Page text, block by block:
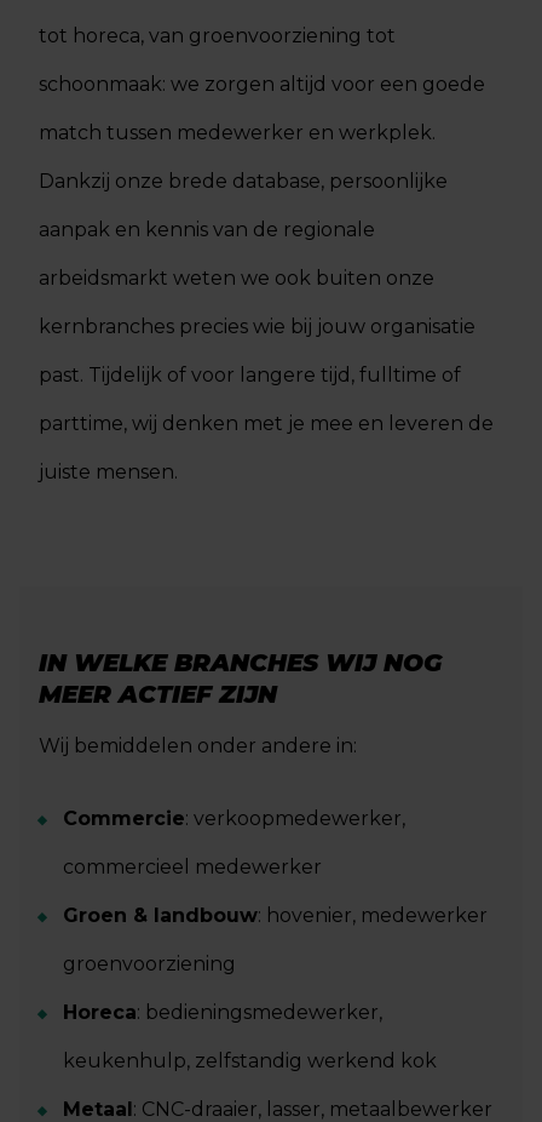
tot horeca, van groenvoorziening tot
schoonmaak: we zorgen altijd voor een goede
match tussen medewerker en werkplek.
Dankzij onze brede database, persoonlijke
aanpak en kennis van de regionale
arbeidsmarkt weten we ook buiten onze
kernbranches precies wie bij jouw organisatie
past. Tijdelijk of voor langere tijd, fulltime of
parttime, wij denken met je mee en leveren de
juiste mensen.
IN WELKE BRANCHES WIJ NOG
MEER ACTIEF ZIJN
Wij bemiddelen onder andere in:
Commercie: verkoopmedewerker,
commercieel medewerker
Groen & landbouw: hovenier, medewerker
groenvoorziening
Horeca: bedieningsmedewerker,
keukenhulp, zelfstandig werkend kok
Metaal: CNC-draaier, lasser, metaalbewerker